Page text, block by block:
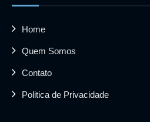
Home
Quem Somos
Contato
Politica de Privacidade